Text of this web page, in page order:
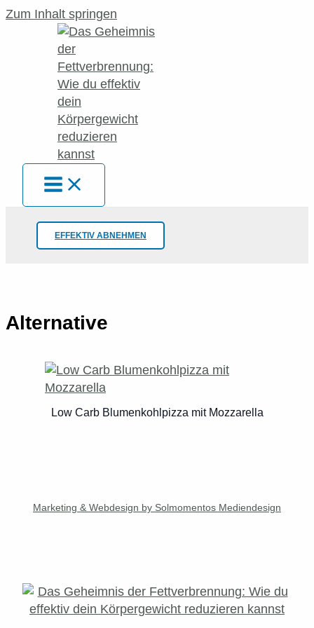
Zum Inhalt springen
EFFEKTIV ABNEHMEN
Alternative
Low Carb Blumenkohlpizza mit Mozzarella
Marketing & Webdesign by Solmomentos Mediendesign